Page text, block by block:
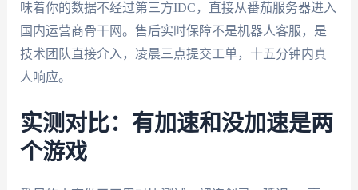
味着你的数据不经过第三方IDC，直接从番茄服务器进入
国内运营商骨干网。售后实时保障不是机器人客服，是
技术团队直接介入，凌晨三点提交工单，十五分钟内真
人响应。
实测对比：有加速和没加速是两
个游戏